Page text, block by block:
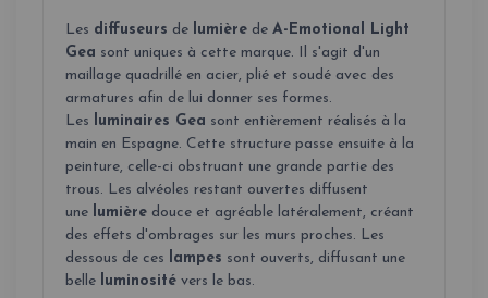
Les diffuseurs de lumière de A-Emotional Light
Gea sont uniques à cette marque. Il s'agit d'un
maillage quadrillé en acier, plié et soudé avec des
armatures afin de lui donner ses formes.
Les luminaires Gea sont entièrement réalisés à la
main en Espagne. Cette structure passe ensuite à la
peinture, celle-ci obstruant une grande partie des
trous. Les alvéoles restant ouvertes diffusent
une lumière douce et agréable latéralement, créant
des effets d'ombrages sur les murs proches. Les
dessous de ces lampes sont ouverts, diffusant une
belle luminosité vers le bas.